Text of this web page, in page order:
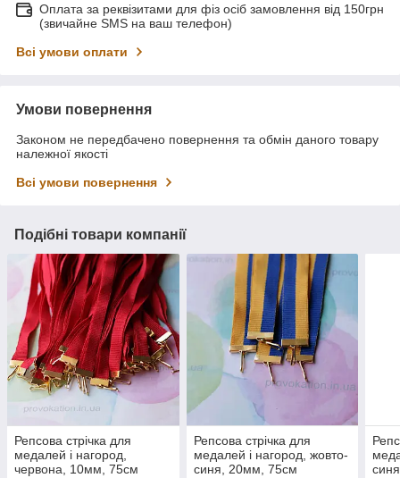
Оплата за реквізитами для фіз осіб замовлення від 150грн
(звичайне SMS на ваш телефон)
Всі умови оплати
Умови повернення
Законом не передбачено повернення та обмін даного товару
належної якості
Всі умови повернення
Подібні товари компанії
Репсова стрічка для
медалей і нагород,
червона, 10мм, 75см
Репсова стрічка для
медалей і нагород, жовто-
синя, 20мм, 75см